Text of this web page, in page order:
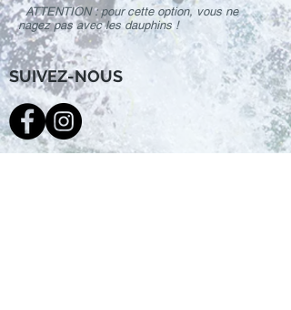
ATTENTION : pour cette option, vous ne
nagez pas avec les dauphins !
SUIVEZ-NOUS